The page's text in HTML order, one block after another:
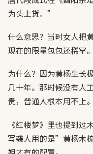
为头上货。”
什么意思？当时女人把
现在的限量包包还稀罕。
为什么？因为黄杨生长
几十年。那时候没有人
贵，普通人根本用不上。
《红楼梦》里也提到
写袭人用的是”黄杨木